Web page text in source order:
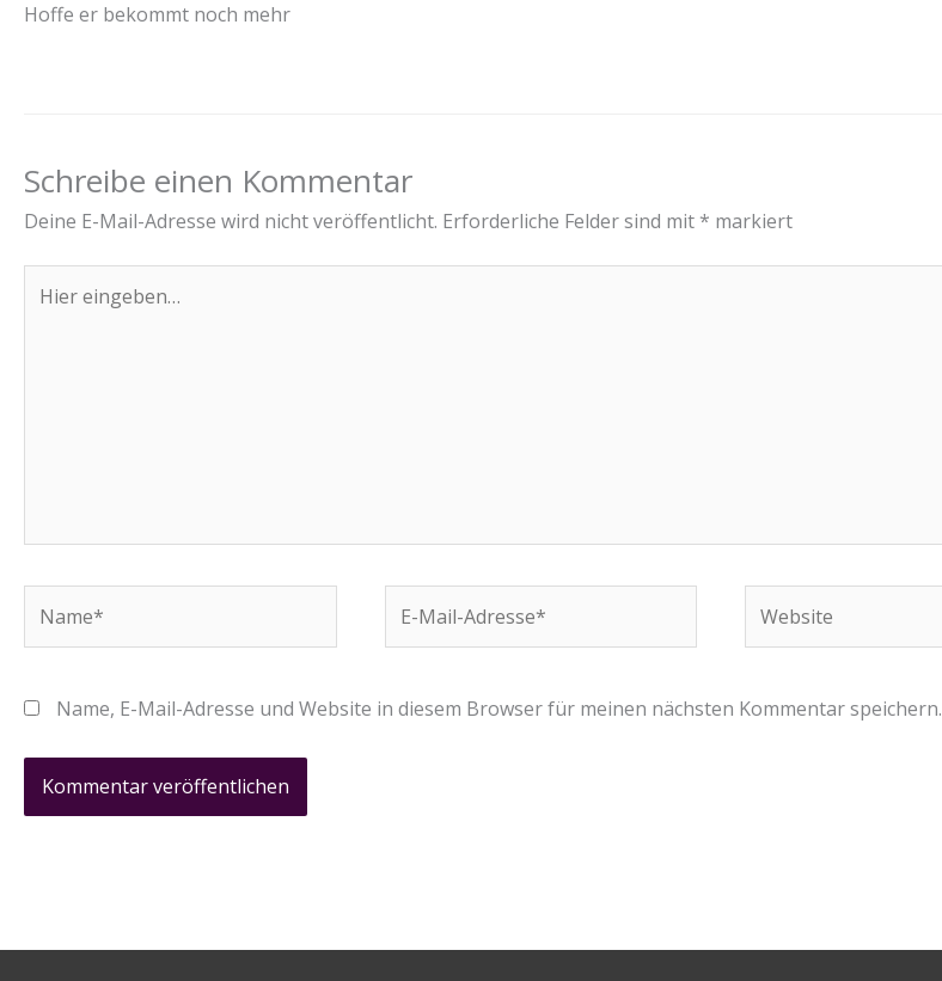
Hoffe er bekommt noch mehr
Schreibe einen Kommentar
Deine E-Mail-Adresse wird nicht veröffentlicht. Erforderliche Felder sind mit * markiert
eingeben…
Mail-
Name, E-Mail-Adresse und Website in diesem Browser für meinen nächsten Kommentar speichern.